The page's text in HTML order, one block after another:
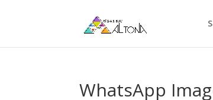
WhatsApp